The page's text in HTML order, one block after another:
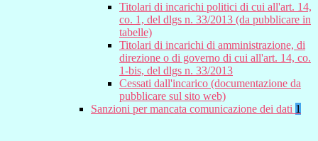
Titolari di incarichi politici di cui all'art. 14,
co. 1, del dlgs n. 33/2013 (da pubblicare in
tabelle)
Titolari di incarichi di amministrazione, di
direzione o di governo di cui all'art. 14, co.
1-bis, del dlgs n. 33/2013
Cessati dall'incarico (documentazione da
pubblicare sul sito web)
Sanzioni per mancata comunicazione dei dati 1